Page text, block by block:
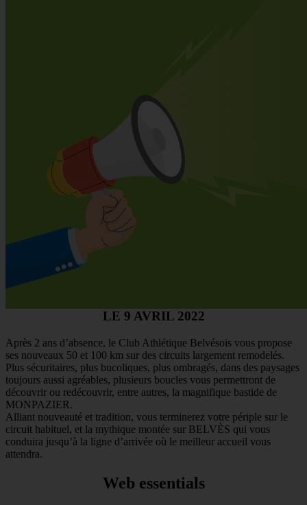
LE 9 AVRIL 2022
Après 2 ans d’absence, le Club Athlétique Belvésois vous propose
ses nouveaux 50 et 100 km sur des circuits largement remodelés.
Plus sécuritaires, plus bucoliques, plus ombragés, dans des paysages
toujours aussi agréables, plusieurs boucles vous permettront de
découvrir ou redécouvrir, entre autres, la magnifique bastide de
MONPAZIER.
Alliant nouveauté et tradition, vous terminerez votre périple sur le
circuit habituel, et la mythique montée sur BELVÈS qui vous
conduira jusqu’à la ligne d’arrivée où le meilleur accueil vous
attendra.
Web essentials